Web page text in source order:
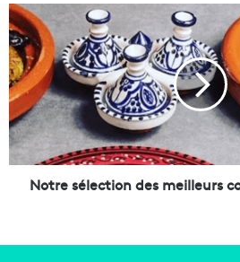
n
s
c
i
t
o
y
e
n
N
o
t
r
e
s
é
l
e
Notre sélection des meilleurs